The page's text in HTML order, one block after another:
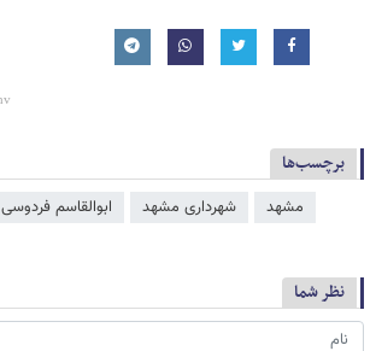
برچسب‌ها
مشهد شهرداری مشهد ابوالقاسم فردوسی
نظر شما